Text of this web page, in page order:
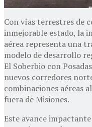
Con vías terrestres de
inmejorable estado, la
aérea representa una
modelo de desarrollo
El Soberbio con
nuevos corredores
combinaciones aéreas
fuera de Misiones.
Este avance